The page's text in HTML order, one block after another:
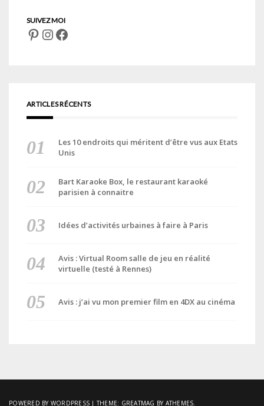
Pinterest
Instagram
Facebook
ARTICLES RÉCENTS
Les 10 endroits qui méritent d’être vus aux Etats
Unis
Bart Karaoke Box, le restaurant karaoké
parisien à connaitre
Idées d’activités urbaines à faire à Paris
Avis : Virtual Room salle de jeu en réalité
virtuelle (testé à Rennes)
Avis : j’ai vu mon premier film en 4DX au cinéma
POWERED BY WORDPRESS |THEME: GREATMAG BY ATHEMES.